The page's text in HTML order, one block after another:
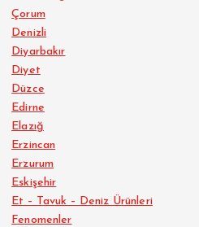
Çorum
Denizli
Diyarbakır
Diyet
Düzce
Edirne
Elazığ
Erzincan
Erzurum
Eskişehir
Et – Tavuk – Deniz Ürünleri
Fenomenler